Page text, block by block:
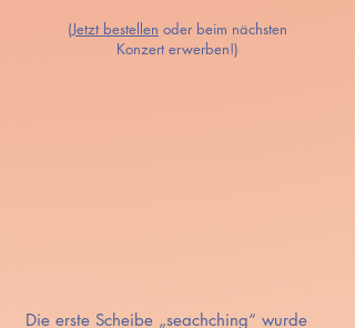
(Jetzt bestellen oder beim nächsten
Konzert erwerben!)
Die erste Scheibe „seachching“ wurde